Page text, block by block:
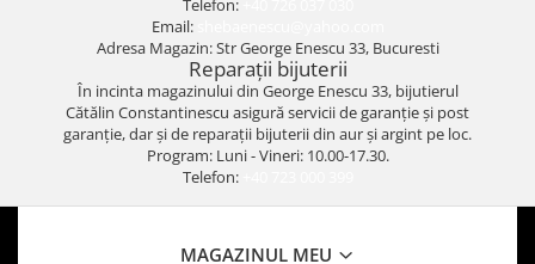
Telefon:
Email:
Adresa Magazin: Str George Enescu 33, Bucuresti
Reparații bijuterii
În incinta magazinului din George Enescu 33, bijutierul
Cătălin Constantinescu asigură servicii de garanție și post
garanție, dar și de reparații bijuterii din aur și argint pe loc.
Program: Luni - Vineri: 10.00-17.30.
Telefon:
MAGAZINUL MEU